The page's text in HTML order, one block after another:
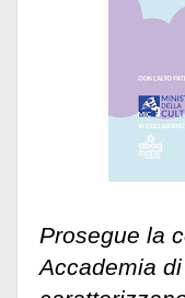
Prosegue la
Accademia